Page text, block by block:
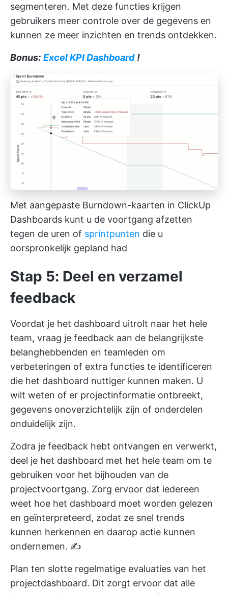
segmenteren. Met deze functies krijgen
gebruikers meer controle over de gegevens en
kunnen ze meer inzichten en trends ontdekken.
Bonus: Excel KPI Dashboard !
Met aangepaste Burndown-kaarten in ClickUp
Dashboards kunt u de voortgang afzetten
tegen de uren of sprintpunten die u
oorspronkelijk gepland had
Stap 5: Deel en verzamel
feedback
Voordat je het dashboard uitrolt naar het hele
team, vraag je feedback aan de belangrijkste
belanghebbenden en teamleden om
verbeteringen of extra functies te identificeren
die het dashboard nuttiger kunnen maken. U
wilt weten of er projectinformatie ontbreekt,
gegevens onoverzichtelijk zijn of onderdelen
onduidelijk zijn.
Zodra je feedback hebt ontvangen en verwerkt,
deel je het dashboard met het hele team om te
gebruiken voor het bijhouden van de
projectvoortgang. Zorg ervoor dat iedereen
weet hoe het dashboard moet worden gelezen
en geïnterpreteerd, zodat ze snel trends
kunnen herkennen en daarop actie kunnen
ondernemen. ✍️
Plan ten slotte regelmatige evaluaties van het
projectdashboard. Dit zorgt ervoor dat alle